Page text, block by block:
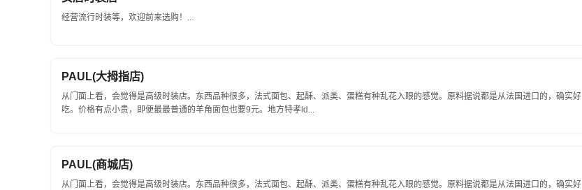
经营流行时装等，欢迎前来选购！...
PAUL(大拇指店)
从门面上看，会觉得是高级时装店。东西品种很多，法式面包、起酥、派类、蛋糕有种乱花入眼的感觉。原料据说都是从法国进口的，确实好
吃。价格有点小贵，即便最最普通的羊角面包也要9元。地方特孝ld...
PAUL(商城店)
从门面上看，会觉得是高级时装店。东西品种很多，法式面包、起酥、派类、蛋糕有种乱花入眼的感觉。原料据说都是从法国进口的，确实好